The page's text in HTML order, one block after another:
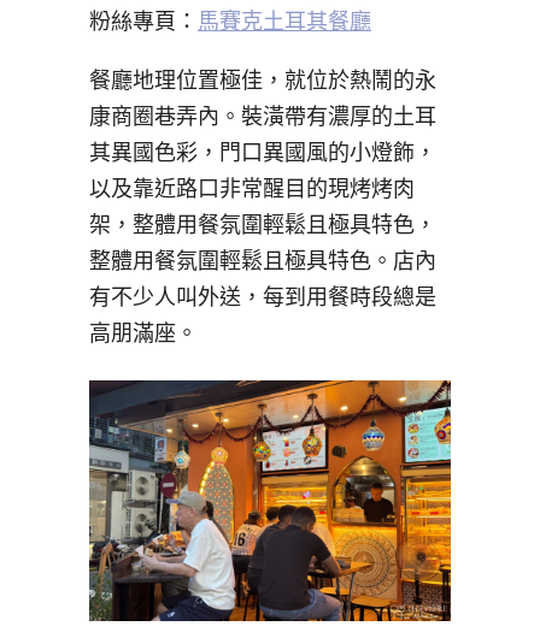
粉絲專頁： 馬賽克土耳其餐廳
餐廳地理位置極佳，就位於熱鬧的永
康商圈巷弄內。裝潢帶有濃厚的土耳
其異國色彩，門口異國風的小燈飾，
以及靠近路口非常醒目的現烤烤肉
架，整體用餐氛圍輕鬆且極具特色，
整體用餐氛圍輕鬆且極具特色。店內
有不少人叫外送，每到用餐時段總是
高朋滿座。